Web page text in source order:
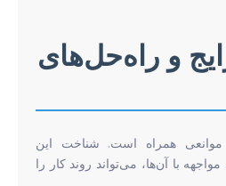
و راه‌حل‌های
موانعی همراه است. شناخت این
با آن‌ها، می‌تواند روند کار را